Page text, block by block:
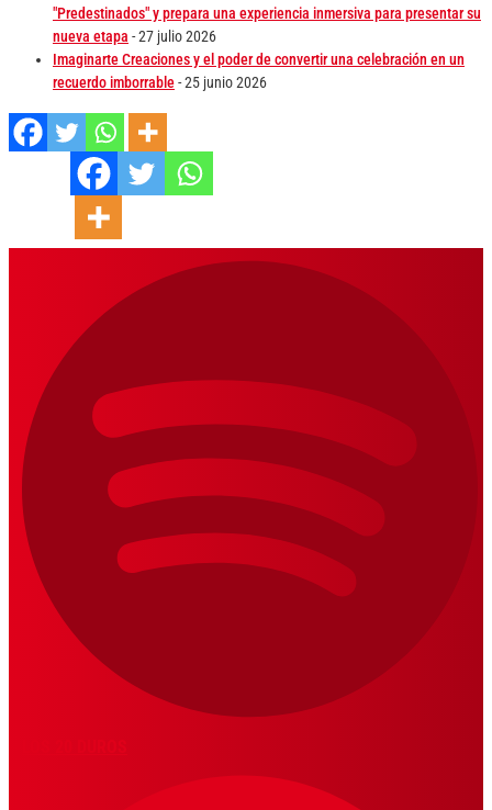
"Predestinados" y prepara una experiencia inmersiva para presentar su
nueva etapa - 27 julio 2026
Imaginarte Creaciones y el poder de convertir una celebración en un
recuerdo imborrable- 25 junio 2026